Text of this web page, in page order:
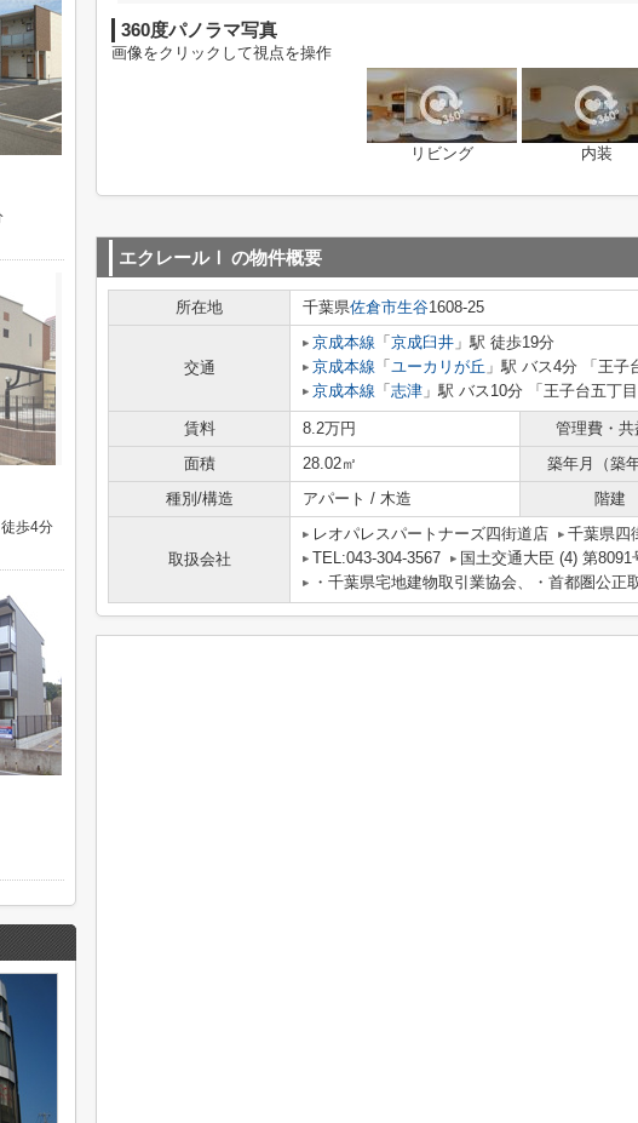
360度パノラマ写真
画像をクリックして視点を操作
リビング 内装
エクレールⅠ の物件概要
所在地 千葉県佐倉市生谷1608-25
交通
京成本線 「 京成臼井 」駅 徒歩19分
京成本線 「 ユーカリが丘 」駅 バス4分 「王子
京成本線 「 志津 」駅 バス10分 「王子台五丁
賃料 8.2万円 管理費・共
面積
28.02㎡ 築年月（築年
種別/構造
アパート / 木造 階建
取扱会社
レオパレスパートナーズ四街道店
千葉県四
TEL:043-304-3567
国土交通大臣 (4) 第8091
・千葉県宅地建物取引業協会、・首都圏公正
歩4分